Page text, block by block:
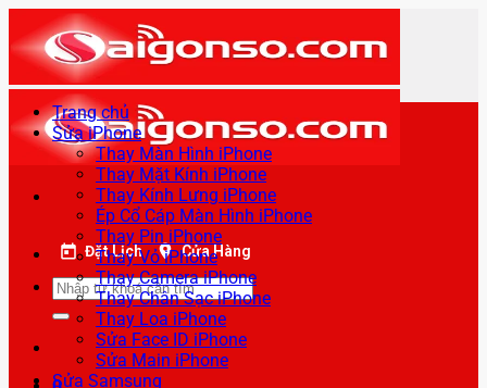
qua
nội
dung
Đặt Lịch Cửa Hàng
Tìm
kiếm:
Trang chủ
Sửa iPhone
Thay Màn Hình iPhone
Thay Mặt Kính iPhone
Thay Kính Lưng iPhone
Ép Cổ Cáp Màn Hình iPhone
Thay Pin iPhone
Thay Vỏ iPhone
Thay Camera iPhone
Thay Chân Sạc iPhone
Thay Loa iPhone
Sửa Face ID iPhone
Sửa Main iPhone
Sửa Samsung